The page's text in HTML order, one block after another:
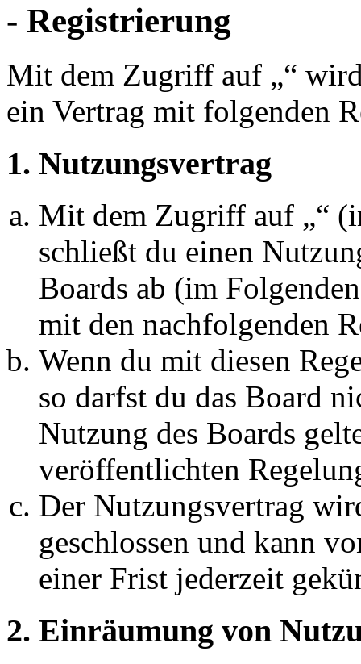
- Registrierung
Mit dem Zugriff auf „“
ein Vertrag mit folgenden
1. Nutzungsvertrag
Mit dem Zugriff auf „“
schließt du einen
Boards ab (im
mit den nachfolgenden
Wenn du mit diesen
so darfst du das Board
Nutzung des Boards
veröffentlichten
Der Nutzungsvertrag
geschlossen und kann
einer Frist jederzeit
2. Einräumung von